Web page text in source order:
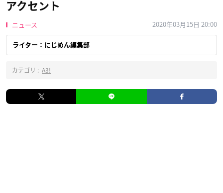
アクセント
ニュース 2020年03月15日 20:00
ライター：にじめん編集部
カテゴリ : A3!